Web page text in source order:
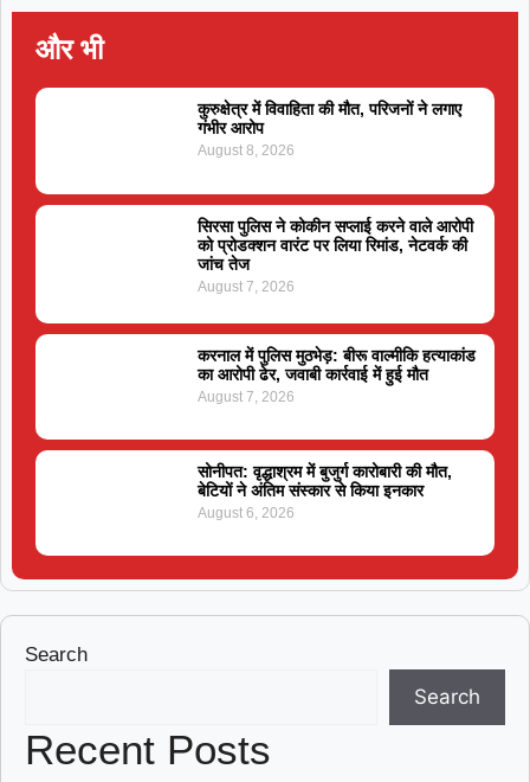
और भी
कुरुक्षेत्र में विवाहिता की मौत, परिजनों ने लगाए
गंभीर आरोप
August 8, 2026
सिरसा पुलिस ने कोकीन सप्लाई करने वाले आरोपी
को प्रोडक्शन वारंट पर लिया रिमांड, नेटवर्क की
जांच तेज
August 7, 2026
करनाल में पुलिस मुठभेड़: बीरू वाल्मीकि हत्याकांड
का आरोपी ढेर, जवाबी कार्रवाई में हुई मौत
August 7, 2026
सोनीपत: वृद्धाश्रम में बुजुर्ग कारोबारी की मौत,
बेटियों ने अंतिम संस्कार से किया इनकार
August 6, 2026
Search
Search
Recent Posts